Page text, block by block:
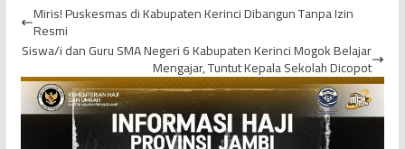
Jabung Barat
Miris! Puskesmas di Kabupaten Kerinci Dibangun Tanpa Izin
Resmi
Siswa/i dan Guru SMA Negeri 6 Kabupaten Kerinci Mogok Belajar
Mengajar, Tuntut Kepala Sekolah Dicopot